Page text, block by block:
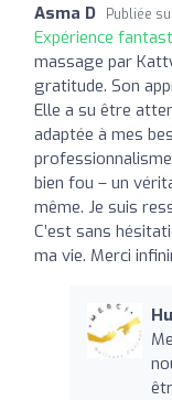
Asma D Publiée
Expérience
massage par
gratitude. Son
Elle a su être
adaptée à mes
bien fou – un
même. Je suis
C’est sans
ma vie. Merci